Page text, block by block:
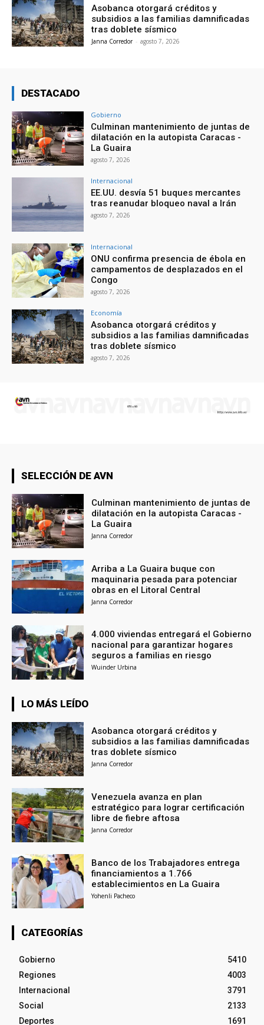
Asobanca otorgará créditos y
subsidios a las familias damnificadas
tras doblete sísmico
Janna Corredor - agosto 7, 2026
DESTACADO
Gobierno
Culminan mantenimiento de juntas de
dilatación en la autopista Caracas -
La Guaira
agosto 7, 2026
Internacional
EE.UU. desvía 51 buques mercantes
tras reanudar bloqueo naval a Irán
agosto 7, 2026
Internacional
ONU confirma presencia de ébola en
campamentos de desplazados en el
Congo
agosto 7, 2026
Economía
Asobanca otorgará créditos y
subsidios a las familias damnificadas
tras doblete sísmico
agosto 7, 2026
SELECCIÓN DE AVN
Culminan mantenimiento de juntas de
dilatación en la autopista Caracas -
La Guaira
Janna Corredor
Arriba a La Guaira buque con
maquinaria pesada para potenciar
obras en el Litoral Central
Janna Corredor
4.000 viviendas entregará el Gobierno
nacional para garantizar hogares
seguros a familias en riesgo
Wuinder Urbina
LO MÁS LEÍDO
Asobanca otorgará créditos y
subsidios a las familias damnificadas
tras doblete sísmico
Janna Corredor
Venezuela avanza en plan
estratégico para lograr certificación
libre de fiebre aftosa
Janna Corredor
Banco de los Trabajadores entrega
financiamientos a 1.766
establecimientos en La Guaira
Yohenli Pacheco
CATEGORÍAS
Gobierno
5410
Regiones
4003
Internacional
3791
Social
2133
Deportes
1691